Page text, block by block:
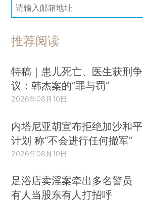
推荐阅读
特稿｜患儿死亡、医生获刑争
议：韩杰案的“罪与罚”
2026年08月10日
内塔尼亚胡宣布拒绝加沙和平
计划 称“不会进行任何撤军”
2026年08月10日
足浴店卖淫案牵出多名警员
有人当股东有人打招呼